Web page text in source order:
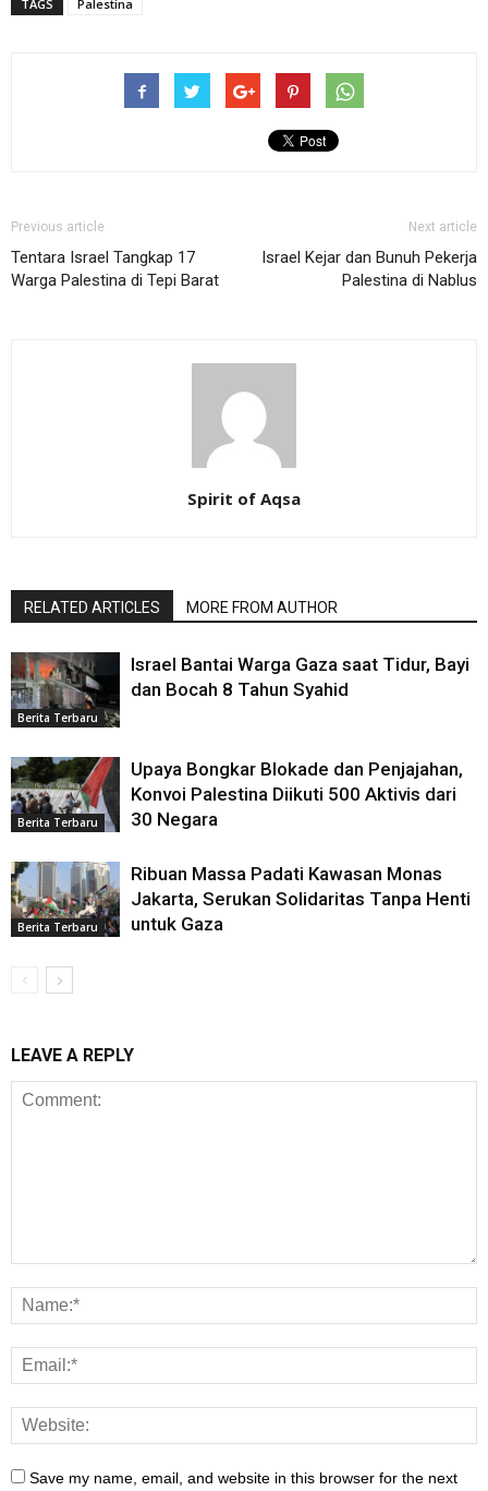
TAGS Palestina
Previous article
Tentara Israel Tangkap 17
Warga Palestina di Tepi Barat
Next article
Israel Kejar dan Bunuh Pekerja
Palestina di Nablus
Spirit of Aqsa
RELATED ARTICLES MORE FROM AUTHOR
Berita Terbaru
Israel Bantai Warga Gaza saat Tidur, Bayi
dan Bocah 8 Tahun Syahid
Berita Terbaru
Upaya Bongkar Blokade dan Penjajahan,
Konvoi Palestina Diikuti 500 Aktivis dari
30 Negara
Berita Terbaru
Ribuan Massa Padati Kawasan Monas
Jakarta, Serukan Solidaritas Tanpa Henti
untuk Gaza
LEAVE A REPLY
Save my name, email, and website in this browser for the next